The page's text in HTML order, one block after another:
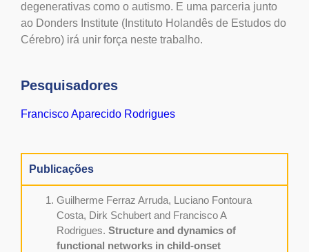
degenerativas como o autismo. E uma parceria junto
ao Donders Institute (Instituto Holandês de Estudos do
Cérebro) irá unir força neste trabalho.
Pesquisadores
Francisco Aparecido Rodrigues
Publicações
Guilherme Ferraz Arruda, Luciano Fontoura
Costa, Dirk Schubert and Francisco A
Rodrigues. Structure and dynamics of
functional networks in child-onset